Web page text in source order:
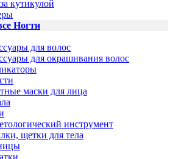
кутикулой
Ногти
для волос
для окрашивания волос
маски для лица
инструмент
щетки для тела